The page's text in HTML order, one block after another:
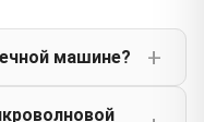
машине?